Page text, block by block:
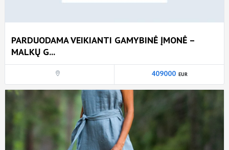
PARDUODAMA VEIKIANTI GAMYBINĖ ĮMONĖ –
MALKŲ G...
409000